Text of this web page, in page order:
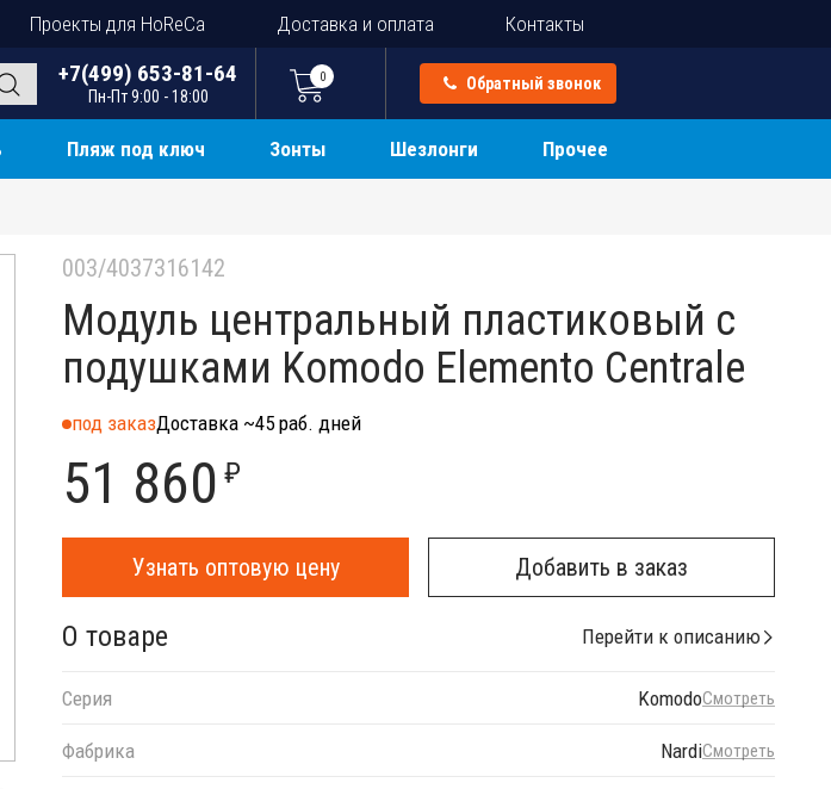
Проекты для HoReCa Доставка и оплата Контакты
+7(499) 653-81-64
Пн-Пт 9:00 - 18:00
0 Обратный звонок
Пляж под ключ Зонты Шезлонги Прочее
003/4037316142
Модуль центральный пластиковый с
подушками Komodo Elemento Centrale
под заказДоставка ~45 раб. дней
51 860 ₽
Узнать оптовую цену Добавить в заказ
О товаре Перейти к описанию
Серия KomodoСмотреть
Фабрика NardiСмотреть